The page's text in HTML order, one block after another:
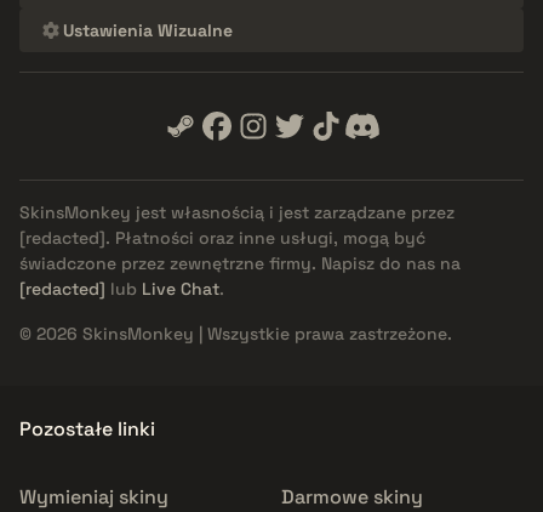
Ustawienia Wizualne
SkinsMonkey jest własnością i jest zarządzane przez
[redacted]. Płatności oraz inne usługi, mogą być
świadczone przez zewnętrzne firmy. Napisz do nas na
[redacted] lub Live Chat.
© 2026 SkinsMonkey | Wszystkie prawa zastrzeżone.
Pozostałe linki
Wymieniaj skiny
Darmowe skiny